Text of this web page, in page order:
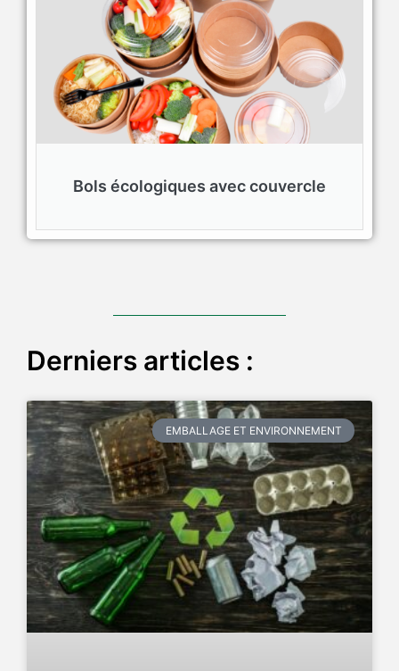
Bols écologiques avec couvercle
Derniers articles :
EMBALLAGE ET ENVIRONNEMENT